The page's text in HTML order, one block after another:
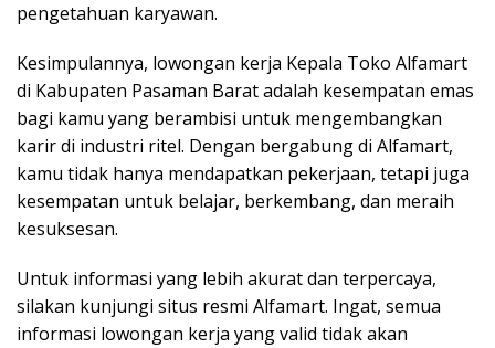
pengetahuan karyawan.
Kesimpulannya, lowongan kerja Kepala Toko Alfamart
di Kabupaten Pasaman Barat adalah kesempatan emas
bagi kamu yang berambisi untuk mengembangkan
karir di industri ritel. Dengan bergabung di Alfamart,
kamu tidak hanya mendapatkan pekerjaan, tetapi juga
kesempatan untuk belajar, berkembang, dan meraih
kesuksesan.
Untuk informasi yang lebih akurat dan terpercaya,
silakan kunjungi situs resmi Alfamart. Ingat, semua
informasi lowongan kerja yang valid tidak akan